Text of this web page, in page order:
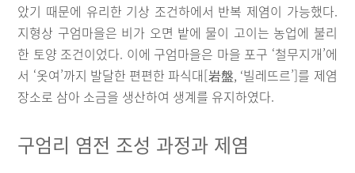
았기 때문에 유리한 기상 조건하에서 반복 제염이 가능했다.
지형상 구엄마을은 비가 오면 밭에 물이 고이는 농업에 불리
한 토양 조건이었다. 이에 구엄마을은 마을 포구 ‘철무지개’에
서 ‘옷여’까지 발달한 편편한 파식대[岩盤, ‘빌레뜨르’]를 제염
장소로 삼아 소금을 생산하여 생계를 유지하였다.
구엄리 염전 조성 과정과 제염